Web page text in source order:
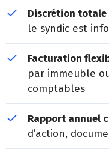
Discrétion totale
le syndic est
Facturation
par immeuble
comptables
Rapport annuel
d’action,